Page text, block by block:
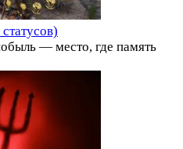
— место, где память